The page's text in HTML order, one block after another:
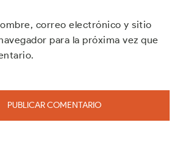
correo electrónico y sitio
para la próxima vez que